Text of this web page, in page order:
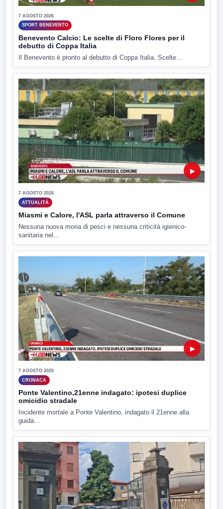
7 AGOSTO 2026
SPORT BENEVENTO
Benevento Calcio: Le scelte di Floro Flores per il
debutto di Coppa Italia
Il Benevento è pronto al debutto di Coppa Italia. Scelte...
▶
7 AGOSTO 2026
ATTUALITÀ
Miasmi e Calore, l'ASL parla attraverso il Comune
Nessuna nuova moria di pesci e nessuna criticità igienico-
sanitaria nel...
▶
7 AGOSTO 2026
CRONACA
Ponte Valentino,21enne indagato: ipotesi duplice
omicidio stradale
Incidente mortale a Ponte Valentino, indagato il 21enne alla
guida...